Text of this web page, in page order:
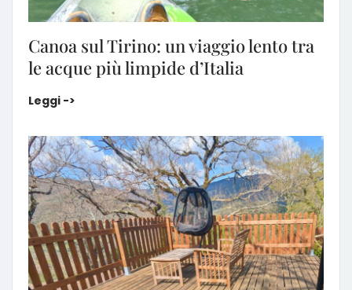
Canoa sul Tirino: un viaggio lento tra
le acque più limpide d’Italia
Leggi ->